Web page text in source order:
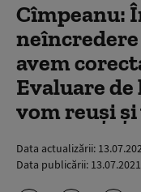
Cîmpeanu:
neîncredere
avem
Evaluare de
vom reuși și
Data actualizării:
Data publicării: